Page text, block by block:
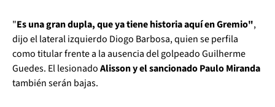
"Es una gran dupla, que ya tiene historia aquí en Gremio",
dijo el lateral izquierdo Diogo Barbosa, quien se perfila
como titular frente a la ausencia del golpeado Guilherme
Guedes. El lesionadoAlisson y el sancionado Paulo Miranda
también serán bajas.